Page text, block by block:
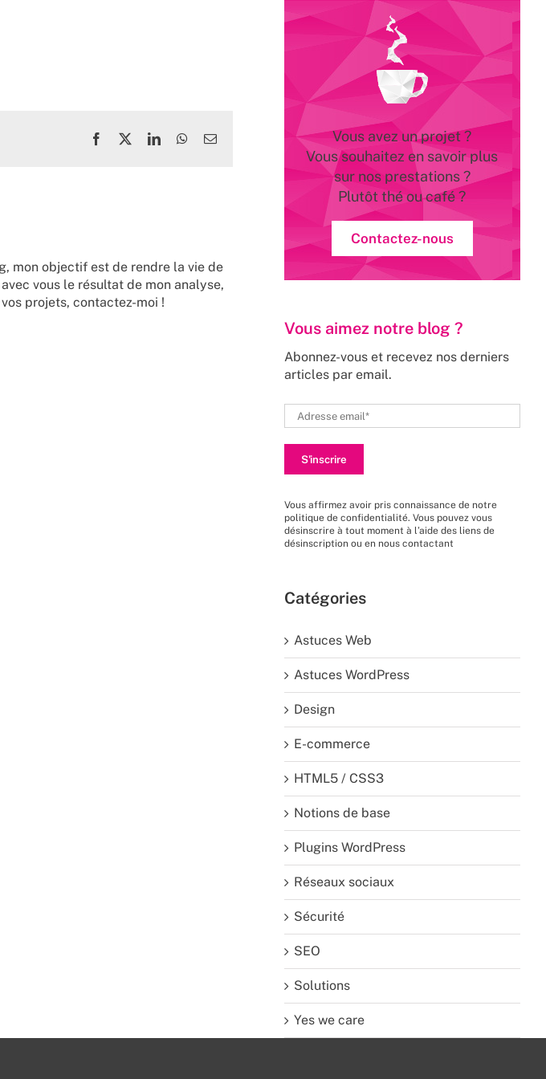
Facebook
X LinkedInWhatsApp
Email
mon objectif est de rendre la vie de
vous le résultat de mon analyse,
projets, contactez-moi !
Vous avez un projet ?
Vous souhaitez en savoir plus
sur nos prestations ?
Plutôt thé ou café ?
Contactez-nous
Vous aimez notre blog ?
Abonnez-vous et recevez nos derniers
articles par email.
Vous affirmez avoir pris connaissance de notre
politique de confidentialité. Vous pouvez vous
désinscrire à tout moment à l’aide des liens de
désinscription ou en nous contactant
Catégories
Astuces Web
Astuces WordPress
Design
E-commerce
HTML5 / CSS3
Notions de base
Plugins WordPress
Réseaux sociaux
Sécurité
SEO
Solutions
Yes we care